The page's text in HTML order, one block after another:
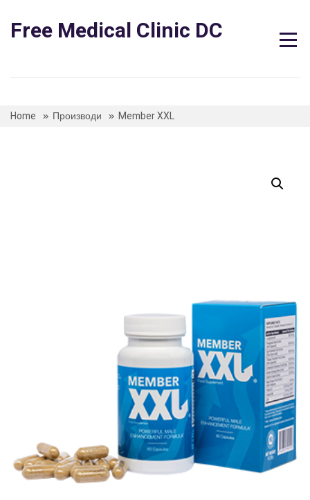
content
Free Medical Clinic DC
Home Производи Member XXL